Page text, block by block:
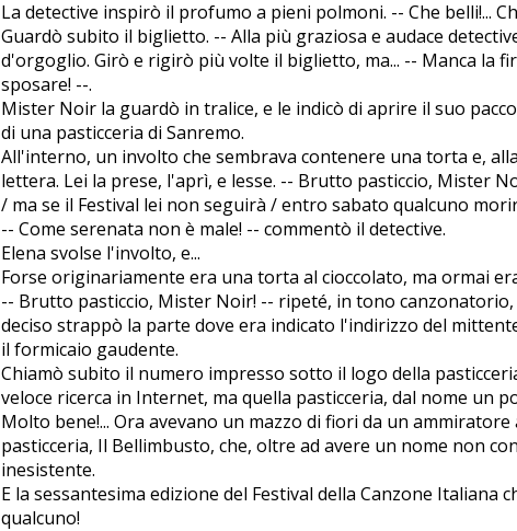
La detective inspirò il profumo a pieni polmoni. -- Che belli!...
Guardò subito il biglietto. -- Alla più graziosa e audace
d'orgoglio. Girò e rigirò più volte il biglietto, ma... -- Manca la
sposare! --.
Mister Noir la guardò in tralice, e le indicò di aprire il suo
di una pasticceria di Sanremo.
All'interno, un involto che sembrava contenere una torta e,
lettera. Lei la prese, l'aprì, e lesse. -- Brutto pasticcio, Mister
/ ma se il Festival lei non seguirà / entro sabato qualcuno
-- Come serenata non è male! -- commentò il detective.
Elena svolse l'involto, e...
Forse originariamente era una torta al cioccolato, ma ormai
-- Brutto pasticcio, Mister Noir! -- ripeté, in tono canzonatorio,
deciso strappò la parte dove era indicato l'indirizzo del
il formicaio gaudente.
Chiamò subito il numero impresso sotto il logo della
veloce ricerca in Internet, ma quella pasticceria, dal nome un
Molto bene!... Ora avevano un mazzo di fiori da un
pasticceria, Il Bellimbusto, che, oltre ad avere un nome non
inesistente.
E la sessantesima edizione del Festival della Canzone Italiana
qualcuno!